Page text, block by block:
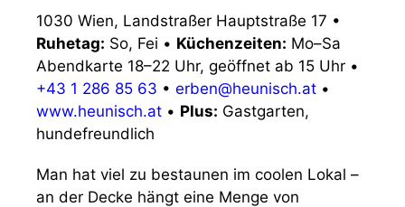
1030 Wien, Landstraßer Hauptstraße 17 •
Ruhetag: So, Fei • Küchenzeiten: Mo–Sa
Abendkarte 18–22 Uhr, geöffnet ab 15 Uhr •
+43 1 286 85 63 • erben@heunisch.at •
www.heunisch.at • Plus: Gastgarten,
hundefreundlich
Man hat viel zu bestaunen im coolen Lokal –
an der Decke hängt eine Menge von